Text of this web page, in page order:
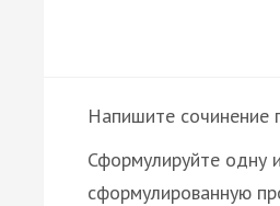
Напишите сочинение
Сформулируйте одну
сформулированную